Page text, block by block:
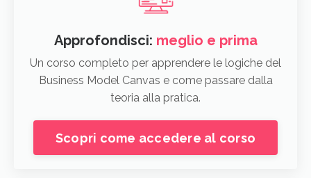
Approfondisci: meglio e prima
Un corso completo per apprendere le logiche del
Business Model Canvas e come passare dalla
teoria alla pratica.
Scopri come accedere al corso